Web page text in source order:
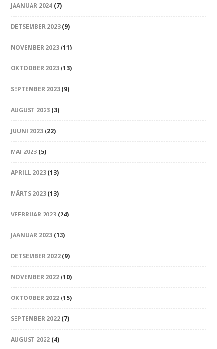
JAANUAR 2024 (7)
DETSEMBER 2023 (9)
NOVEMBER 2023 (11)
OKTOOBER 2023 (13)
SEPTEMBER 2023 (9)
AUGUST 2023 (3)
JUUNI 2023 (22)
MAI 2023 (5)
APRILL 2023 (13)
MÄRTS 2023 (13)
VEEBRUAR 2023 (24)
JAANUAR 2023 (13)
DETSEMBER 2022 (9)
NOVEMBER 2022 (10)
OKTOOBER 2022 (15)
SEPTEMBER 2022 (7)
AUGUST 2022 (4)